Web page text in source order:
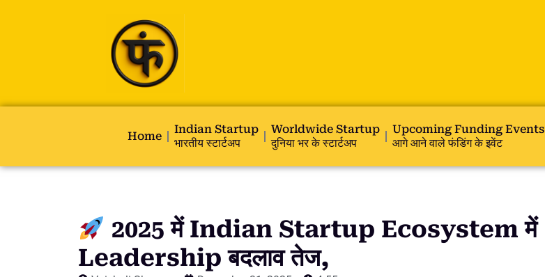
Home
Indian Startup
भारतीय स्टार्टअप
Worldwide Startup
दुनिया भर के स्टार्टअप
Upcoming Funding Events
आगे आने वाले फंडिंग के इवेंट
2025 में Indian Startup Ecosystem में
Leadership बदलाव तेज,